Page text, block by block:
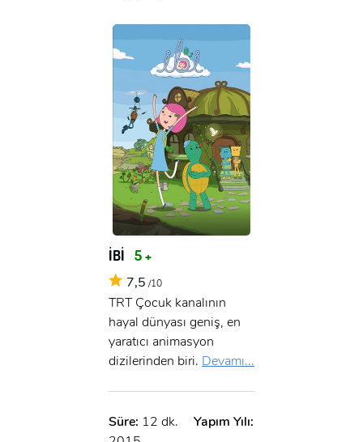
İBİ 5 +
7,5 /10
TRT Çocuk kanalının
hayal dünyası geniş, en
yaratıcı animasyon
dizilerinden biri. Devamı...
Süre: 12 dk.
Yapım Yılı: